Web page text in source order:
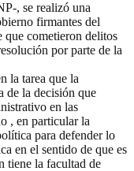
, se realizó una
firmantes del
que cometieron delitos
por parte de la
la tarea que la
de la decisión que
en las
, en particular la
para defender lo
en el sentido de que es
tiene la facultad de